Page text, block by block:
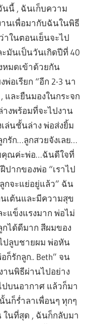
นนี้ , ฉันเก็บความ
นเพื่อมากับฉันในพิธี
ในตอนเย็นจะไป
มันเป็นวันเกิดปีที่ 40
หมดเข้าด้วยกัน
พ่อเรียก “อีก 2-3 นา
และยืนมองในกระจก
างพร้อมที่จะไปงาน
ล่นชั้นล่าง พ่อส่งยิ้ม
รัก…ลูกสวยจังเลย…
คุณค่ะพ่อ…ฉันดีใจที่
ากของพ่อ “เราไป
กจะแย่อยู่แล้ว” ฉัน
เต้นและมีความสุข
แข็งแรงมาก พ่อไม่
กได้ดีมาก สีผมของ
ปลูบชายผม พ่อหัน
รักลูก.. Beth” จน
านพิธีผ่านไปอย่าง
บนอากาศ แล้วก็มา
ก็ร่ำลาเพื่อนๆ ทุกๆ
ในที่สุด , ฉันก็กลับมา